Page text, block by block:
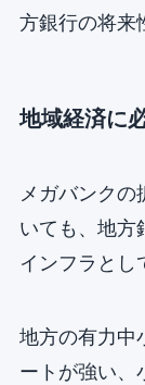
方銀行の将来
地域経済に
メガバンクの
いても、地方
インフラとし
地方の有力中
ートが強い、